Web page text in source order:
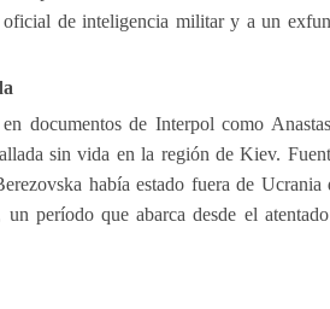
oficial de inteligencia militar y a un
documentos de Interpol como
sin vida en la región de Kiev.
había estado fuera de
período que abarca desde el